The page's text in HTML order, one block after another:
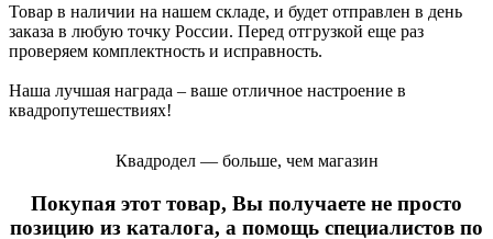
Товар в наличии на нашем складе, и будет отправлен в день
заказа в любую точку России. Перед отгрузкой еще раз
проверяем комплектность и исправность.
Наша лучшая награда – ваше отличное настроение в
квадропутешествиях!
Квадродел — больше, чем магазин
Покупая этот товар, Вы получаете не просто
позицию из каталога, а помощь специалистов по